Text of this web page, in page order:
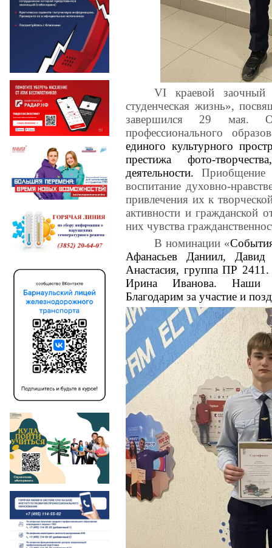
VI краевой
студенческая жизнь»,
завершился 29 мая.
профессионального
единого культурного
престижа фото-
деятельности. Приобщение
воспитание духовно-
привлечения их к
активности и гражданской
них чувства
В номинации «
Афанасьев Даниил,
Анастасия, группа ПР 2411.
Ирина Иванова. Наши
Благодарим за участие и